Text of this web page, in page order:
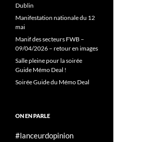
Dublin
Manifestation nationale du 12
mai
Manif des secteurs FWB –
09/04/2026 – retour en images
Salle pleine pour la soirée
Guide Mémo Deal !
Soirée Guide du Mémo Deal
ON EN PARLE
#lanceurdopinion